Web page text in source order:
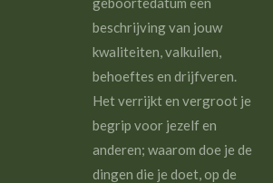
beschrijving van jouw
kwaliteiten, valkuilen,
behoeftes en drijfveren.
Het verrijkt en vergroot je
begrip voor jezelf en
anderen; waarom doe je de
dingen die je doet, op de